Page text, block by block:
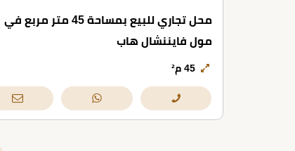
محل تجاري للبيع بمساحة 45 متر مربع في
مول فايننشال هاب
45 م²